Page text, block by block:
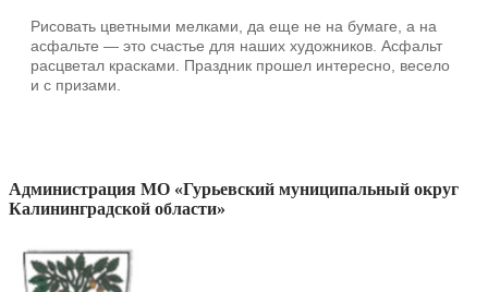
Рисовать цветными мелками, да еще не на бумаге, а на
асфальте — это счастье для наших художников. Асфальт
расцветал красками. Праздник прошел интересно, весело
и с призами.
Администрация МО «Гурьевский муниципальный округ
Калининградской области»